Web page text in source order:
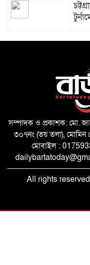
সবুজ
সম্পাদক ও প্রকাশক: মো.
৩০৭নং (তয় তলা), মোমিন
মোবাইল :
All rights